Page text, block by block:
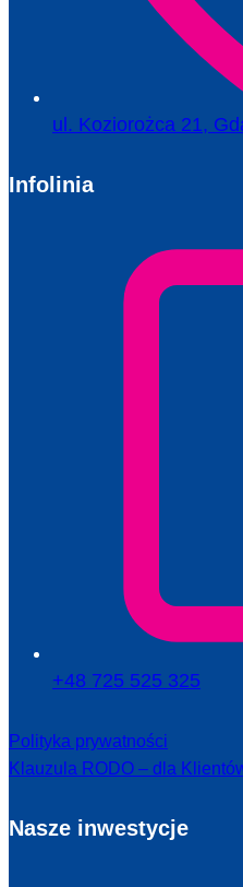
ul. Koziorożca 21,
Infolinia
+48 725 525 325
Polityka prywatności
Klauzula RODO – dla
Nasze inwestycje